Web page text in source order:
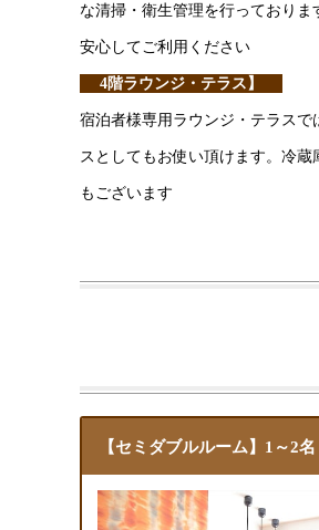
な清掃・衛生管理を行っておりま
安心してご利用ください
4階ラウンジ・テラス】
宿泊者様専用ラウンジ・テラス
スとしてもお使い頂けます。冷
もございます
【セミダブルルーム】1～2名